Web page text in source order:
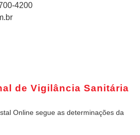
de Vigilância Sanitária
Online segue as determinações da
4200